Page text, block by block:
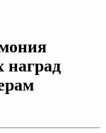
наград